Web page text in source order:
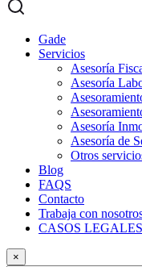
Gade
Servicios
Asesoría
Asesoría
Asesoría
Asesoría de
Otros
Blog
FAQS
Contacto
Trabaja con
CASOS LEGALES
×